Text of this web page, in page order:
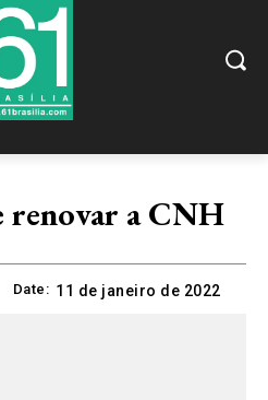
a CNH
Date: 11 de janeiro de 2022